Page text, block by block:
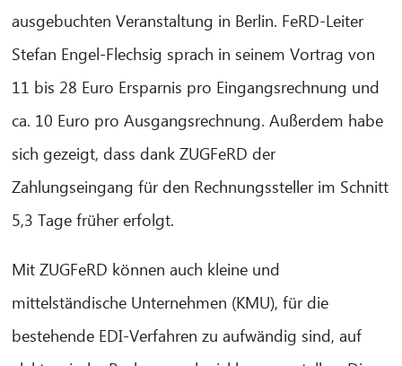
ausgebuchten Veranstaltung in Berlin. FeRD-Leiter
Stefan Engel-Flechsig sprach in seinem Vortrag von
11 bis 28 Euro Ersparnis pro Eingangsrechnung und
ca. 10 Euro pro Ausgangsrechnung. Außerdem habe
sich gezeigt, dass dank ZUGFeRD der
Zahlungseingang für den Rechnungssteller im Schnitt
5,3 Tage früher erfolgt.
Mit ZUGFeRD können auch kleine und
mittelständische Unternehmen (KMU), für die
bestehende EDI-Verfahren zu aufwändig sind, auf